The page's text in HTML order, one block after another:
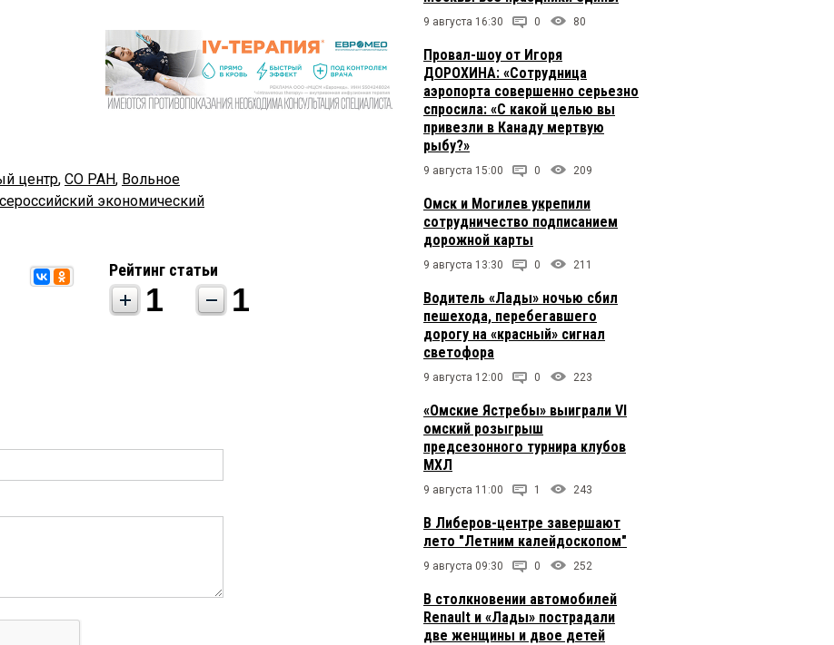
центр, СО РАН, Вольное
экономический
Рейтинг статьи
1 1
9 августа 16:30 0 80
Провал-шоу от Игоря
ДОРОХИНА: «Сотрудница
аэропорта совершенно серьезно
спросила: «С какой целью вы
привезли в Канаду мертвую
рыбу?»
9 августа 15:00 0 209
Омск и Могилев укрепили
сотрудничество подписанием
дорожной карты
9 августа 13:30 0 211
Водитель «Лады» ночью сбил
пешехода, перебегавшего
дорогу на «красный» сигнал
светофора
9 августа 12:00 0 223
«Омские Ястребы» выиграли VI
омский розыгрыш
предсезонного турнира клубов
МХЛ
9 августа 11:00 1 243
В Либеров-центре завершают
лето "Летним калейдоскопом"
9 августа 09:30 0 252
В столкновении автомобилей
Renault и «Лады» пострадали
две женщины и двое детей